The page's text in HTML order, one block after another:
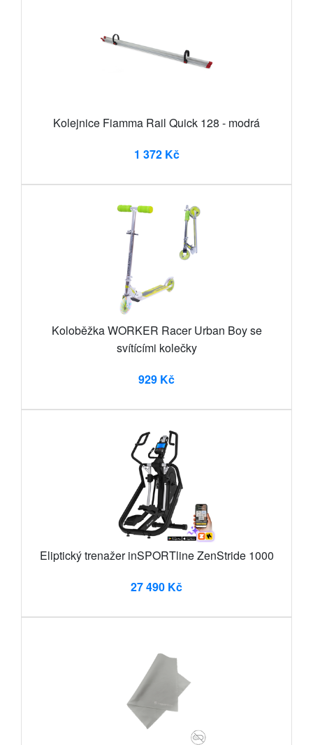
Kolejnice Fiamma Rail Quick 128 - modrá
1 372 Kč
Koloběžka WORKER Racer Urban Boy se
svítícími kolečky
929 Kč
Eliptický trenažer inSPORTline ZenStride 1000
27 490 Kč